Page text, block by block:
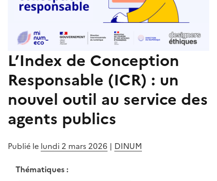
L’Index de Conception
Responsable (ICR) : un
nouvel outil au service des
agents publics
Publié le lundi 2 mars 2026 | DINUM
Thématiques :